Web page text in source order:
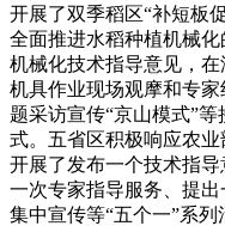
开展了双季稻区“补短板
全面推进水稻种植机械
机械化技术指导意见，
机具作业现场观摩和专
题采访宣传“京山模式”
式。五省区积极响应农
开展了发布一个技术指
一次专家指导服务、提
集中宣传等“五个一”系